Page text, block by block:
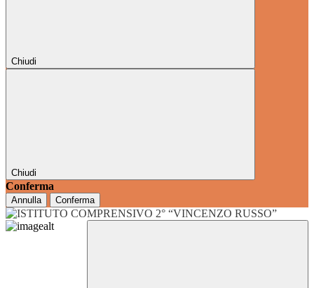
Chiudi
Chiudi
Conferma
Annulla Conferma